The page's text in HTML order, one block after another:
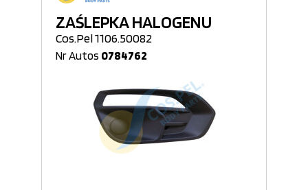
ZAŚLEPKA HALOGENU
Cos.Pel 1106.50082
Nr Autos 0784762